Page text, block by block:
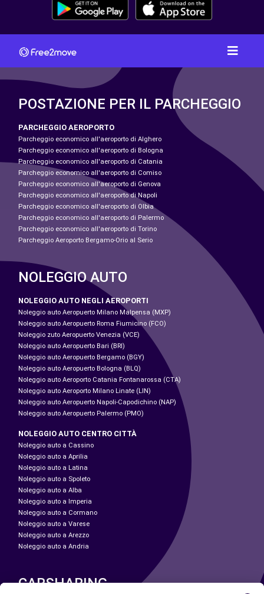
POSTAZIONE PER IL PARCHEGGIO
PARCHEGGIO AEROPORTO
Parcheggio economico all'aeroporto di Alghero
Parcheggio economico all'aeroporto di Bologna
Parcheggio economico all'aeroporto di Catania
Parcheggio economico all'aeroporto di Comiso
Parcheggio economico all'aeroporto di Genova
Parcheggio economico all'aeroporto di Napoli
Parcheggio economico all'aeroporto di Olbia
Parcheggio economico all'aeroporto di Palermo
Parcheggio economico all'aeroporto di Torino
Parcheggio Aeroporto Bergamo-Orio al Serio
NOLEGGIO AUTO
NOLEGGIO AUTO NEGLI AEROPORTI
Noleggio auto Aeropuerto Milano Malpensa (MXP)
Noleggio auto Aeropuerto Roma Fiumicino (FCO)
Noleggio zuto Aeropuerto Venezia (VCE)
Noleggio auto Aeropuerto Bari (BRI)
Noleggio auto Aeropuerto Bergamo (BGY)
Noleggio auto Aeropuerto Bologna (BLQ)
Noleggio auto Aeroporto Catania Fontanarossa (CTA)
Noleggio auto Aeroporto Milano Linate (LIN)
Noleggio auto Aeropuerto Napoli-Capodichino (NAP)
Noleggio auto Aeropuerto Palermo (PMO)
NOLEGGIO AUTO CENTRO CITTÀ
Noleggio auto a Cassino
Noleggio auto a Aprilia
Noleggio auto a Latina
Noleggio auto a Spoleto
Noleggio auto a Alba
Noleggio auto a Imperia
Noleggio auto a Cormano
Noleggio auto a Varese
Noleggio auto a Arezzo
Noleggio auto a Andria
CARSHARING